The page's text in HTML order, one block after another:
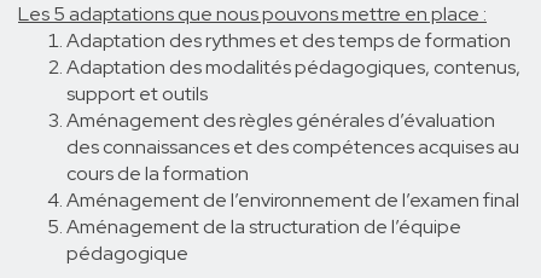
Les 5 adaptations que nous pouvons mettre en place :
Adaptation des rythmes et des temps de formation
Adaptation des modalités pédagogiques, contenus,
support et outils
Aménagement des règles générales d’évaluation
des connaissances et des compétences acquises au
cours de la formation
Aménagement de l’environnement de l’examen final
Aménagement de la structuration de l’équipe
pédagogique